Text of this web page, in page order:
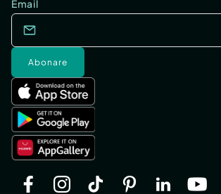
Email
Abonare